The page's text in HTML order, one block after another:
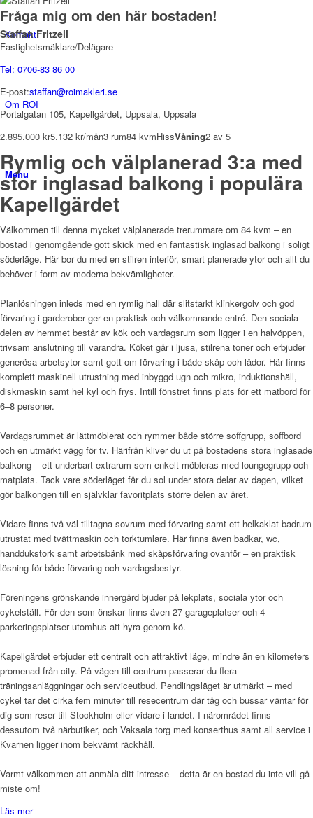
Kontakt
Om ROI
Menu
Fråga mig om den här bostaden!
Staffan Fritzell
Fastighetsmäklare/Delägare
Tel: 0706-83 86 00
E-post:staffan@roimakleri.se
Portalgatan 105, Kapellgärdet, Uppsala, Uppsala
2.895.000 kr5.132 kr/mån3 rum84 kvmHissVåning2 av 5
Rymlig och välplanerad 3:a med
stor inglasad balkong i populära
Kapellgärdet
Välkommen till denna mycket välplanerade trerummare om 84 kvm – en
bostad i genomgående gott skick med en fantastisk inglasad balkong i soligt
söderläge. Här bor du med en stilren interiör, smart planerade ytor och allt du
behöver i form av moderna bekvämligheter.
Planlösningen inleds med en rymlig hall där slitstarkt klinkergolv och god
förvaring i garderober ger en praktisk och välkomnande entré. Den sociala
delen av hemmet består av kök och vardagsrum som ligger i en halvöppen,
trivsam anslutning till varandra. Köket går i ljusa, stilrena toner och erbjuder
generösa arbetsytor samt gott om förvaring i både skåp och lådor. Här finns
komplett maskinell utrustning med inbyggd ugn och mikro, induktionshäll,
diskmaskin samt hel kyl och frys. Intill fönstret finns plats för ett matbord för
6–8 personer.
Vardagsrummet är lättmöblerat och rymmer både större soffgrupp, soffbord
och en utmärkt vägg för tv. Härifrån kliver du ut på bostadens stora inglasade
balkong – ett underbart extrarum som enkelt möbleras med loungegrupp och
matplats. Tack vare söderläget får du sol under stora delar av dagen, vilket
gör balkongen till en självklar favoritplats större delen av året.
Vidare finns två väl tilltagna sovrum med förvaring samt ett helkaklat badrum
utrustat med tvättmaskin och torktumlare. Här finns även badkar, wc,
handdukstork samt arbetsbänk med skåpsförvaring ovanför – en praktisk
lösning för både förvaring och vardagsbestyr.
Föreningens grönskande innergård bjuder på lekplats, sociala ytor och
cykelställ. För den som önskar finns även 27 garageplatser och 4
parkeringsplatser utomhus att hyra genom kö.
Kapellgärdet erbjuder ett centralt och attraktivt läge, mindre än en kilometers
promenad från city. På vägen till centrum passerar du flera
träningsanläggningar och serviceutbud. Pendlingsläget är utmärkt – med
cykel tar det cirka fem minuter till resecentrum där tåg och bussar väntar för
dig som reser till Stockholm eller vidare i landet. I närområdet finns
dessutom två närbutiker, och Vaksala torg med konserthus samt all service i
Kvarnen ligger inom bekvämt räckhåll.
Varmt välkommen att anmäla ditt intresse – detta är en bostad du inte vill gå
miste om!
Läs mer